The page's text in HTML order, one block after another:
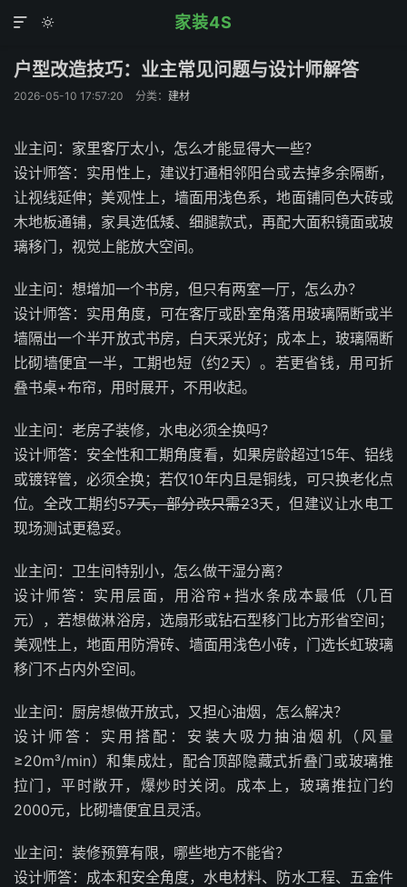
家装4S


户型改造技巧：业主常见问题与设计师解答
2026-05-10 17:57:20 分类： 建材
业主问：家里客厅太小，怎么才能显得大一些？
设计师答：实用性上，建议打通相邻阳台或去掉多余隔断，
让视线延伸；美观性上，墙面用浅色系，地面铺同色大砖或
木地板通铺，家具选低矮、细腿款式，再配大面积镜面或玻
璃移门，视觉上能放大空间。
业主问：想增加一个书房，但只有两室一厅，怎么办？
设计师答：实用角度，可在客厅或卧室角落用玻璃隔断或半
墙隔出一个半开放式书房，白天采光好；成本上，玻璃隔断
比砌墙便宜一半，工期也短（约2天）。若更省钱，用可折
叠书桌+布帘，用时展开，不用收起。
业主问：老房子装修，水电必须全换吗？
设计师答：安全性和工期角度看，如果房龄超过15年、铝线
或镀锌管，必须全换；若仅10年内且是铜线，可只换老化点
位。全改工期约57天，部分改只需23天，但建议让水电工
现场测试更稳妥。
业主问：卫生间特别小，怎么做干湿分离？
设计师答：实用层面，用浴帘+挡水条成本最低（几百
元），若想做淋浴房，选扇形或钻石型移门比方形省空间；
美观性上，地面用防滑砖、墙面用浅色小砖，门选长虹玻璃
移门不占内外空间。
业主问：厨房想做开放式，又担心油烟，怎么解决？
设计师答：实用搭配：安装大吸力抽油烟机（风量
≥20m³/min）和集成灶，配合顶部隐藏式折叠门或玻璃推
拉门，平时敞开，爆炒时关闭。成本上，玻璃推拉门约
2000元，比砌墙便宜且灵活。
业主问：装修预算有限，哪些地方不能省？
设计师答：成本和安全角度，水电材料、防水工程、五金件